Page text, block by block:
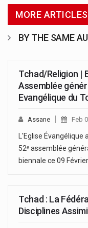
MORE ARTICLES
BY THE SAME
Tchad/Religion |
Assemblée
Evangélique du
Assane Feb
L'Eglise Évangélique
52ᵉ assemblée
biennale ce 09 Février
Tchad : La
Disciplines